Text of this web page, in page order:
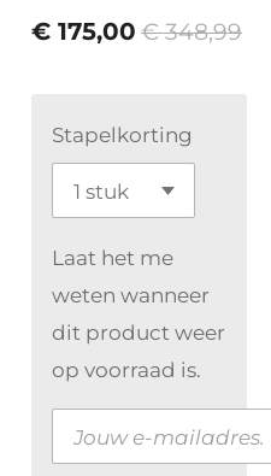
€ 175,00 € 348,99
Stapelkorting
Laat het me
weten wanneer
dit product weer
op voorraad is.